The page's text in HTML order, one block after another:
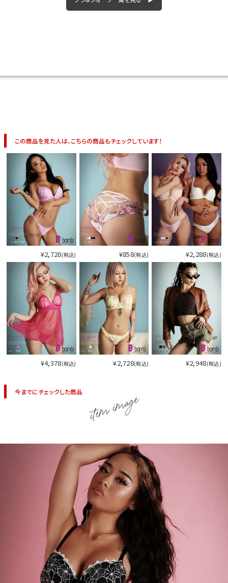
今活
この商品を見た人は、こちらの商品もチェックしています！
¥2,728(税込) ¥858(税込) ¥2,288(税込)
¥4,378(税込) ¥2,728(税込) ¥2,948(税込)
今までにチェックした商品 item image